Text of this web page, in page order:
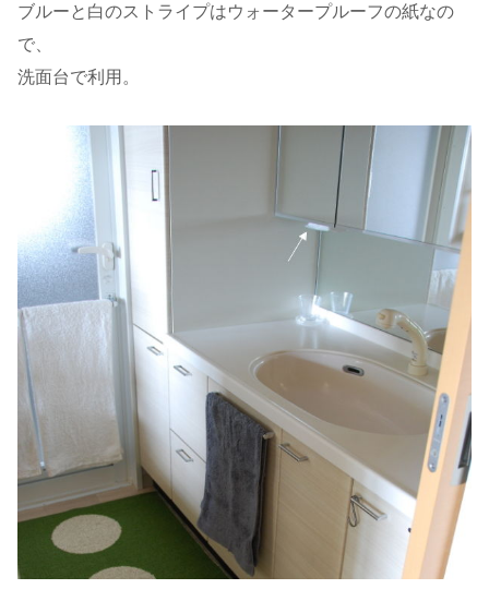
ブルーと白のストライプはウォータープルーフの紙なの
で、
洗面台で利用。